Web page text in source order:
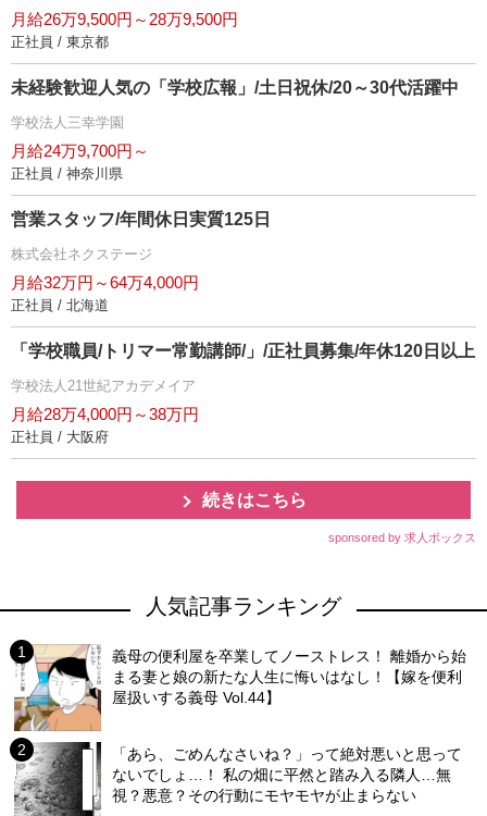
月給26万9,500円～28万9,500円
正社員 / 東京都
未経験歓迎人気の「学校広報」/土日祝休/20～30代活躍中
学校法人三幸学園
月給24万9,700円～
正社員 / 神奈川県
営業スタッフ/年間休日実質125日
株式会社ネクステージ
月給32万円～64万4,000円
正社員 / 北海道
「学校職員/トリマー常勤講師/」/正社員募集/年休120日以上
学校法人21世紀アカデメイア
月給28万4,000円～38万円
正社員 / 大阪府
続きはこちら
sponsored by 求人ボックス
人気記事ランキング
義母の便利屋を卒業してノーストレス！ 離婚から始
まる妻と娘の新たな人生に悔いはなし！【嫁を便利
屋扱いする義母 Vol.44】
「あら、ごめんなさいね？」って絶対悪いと思って
ないでしょ…！ 私の畑に平然と踏み入る隣人…無
視？悪意？その行動にモヤモヤが止まらない